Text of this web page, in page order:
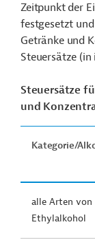
Zeitpunkt der
festgesetzt
Getränke und
Steuersätze (in
Steuersätze
und
Kategorie/
alle Arten von
Ethylalkohol